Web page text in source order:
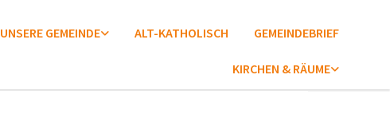
UNSERE GEMEINDE ALT-KATHOLISCH GEMEINDEBRIEF
KIRCHEN & RÄUME